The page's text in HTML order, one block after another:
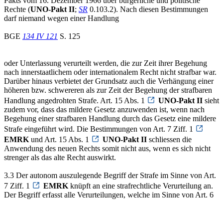
Rechte (UNO-Pakt II; SR 0.103.2). Nach diesen Bestimmungen
darf niemand wegen einer Handlung
BGE 134 IV 121 S. 125
oder Unterlassung verurteilt werden, die zur Zeit ihrer Begehung
nach innerstaatlichem oder internationalem Recht nicht strafbar war.
Darüber hinaus verbietet der Grundsatz auch die Verhängung einer
höheren bzw. schwereren als zur Zeit der Begehung der strafbaren
Handlung angedrohten Strafe. Art. 15 Abs. 1
UNO-Pakt II sieht
zudem vor, dass das mildere Gesetz anzuwenden ist, wenn nach
Begehung einer strafbaren Handlung durch das Gesetz eine mildere
Strafe eingeführt wird. Die Bestimmungen von Art. 7 Ziff. 1
EMRK und Art. 15 Abs. 1 UNO-Pakt II schliessen die
Anwendung des neuen Rechts somit nicht aus, wenn es sich nicht
strenger als das alte Recht auswirkt.
3.3 Der autonom auszulegende Begriff der Strafe im Sinne von Art.
7 Ziff. 1
EMRK knüpft an eine strafrechtliche Verurteilung an.
Der Begriff erfasst alle Verurteilungen, welche im Sinne von Art. 6